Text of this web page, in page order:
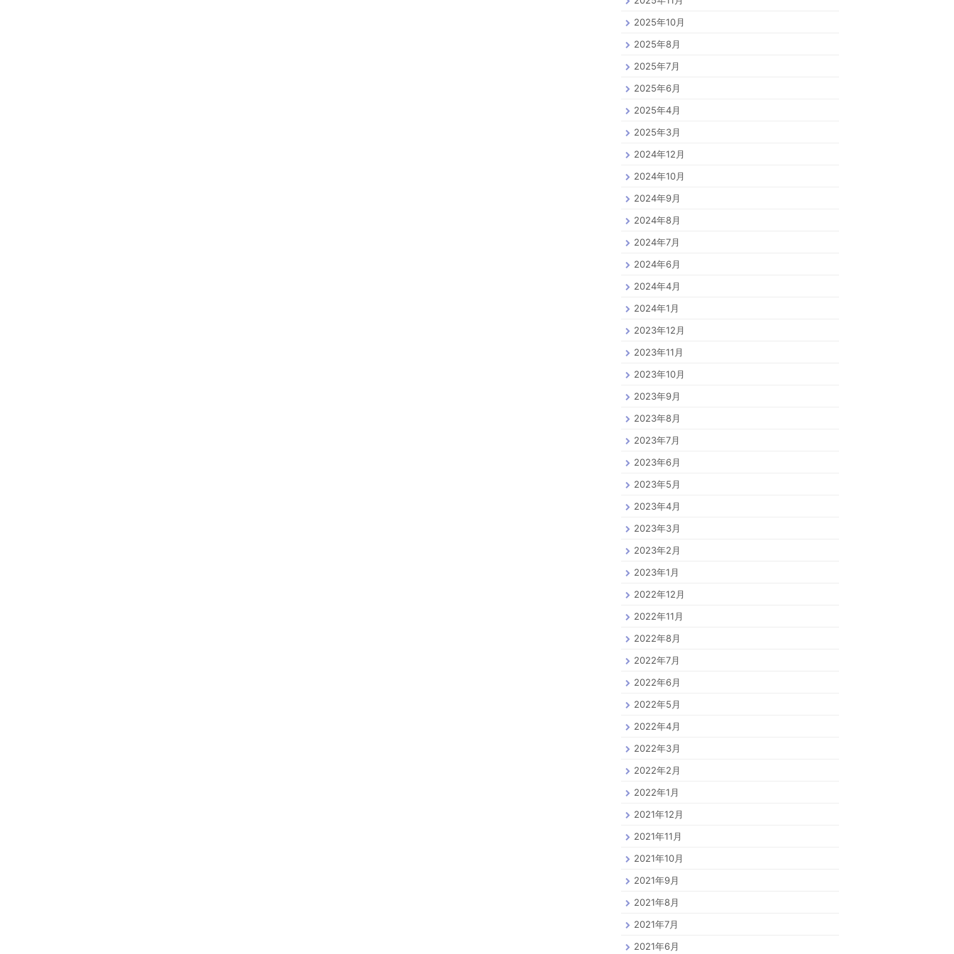
2025年10月
2025年8月
2025年7月
2025年6月
2025年4月
2025年3月
2024年12月
2024年10月
2024年9月
2024年8月
2024年7月
2024年6月
2024年4月
2024年1月
2023年12月
2023年11月
2023年10月
2023年9月
2023年8月
2023年7月
2023年6月
2023年5月
2023年4月
2023年3月
2023年2月
2023年1月
2022年12月
2022年11月
2022年8月
2022年7月
2022年6月
2022年5月
2022年4月
2022年3月
2022年2月
2022年1月
2021年12月
2021年11月
2021年10月
2021年9月
2021年8月
2021年7月
2021年6月